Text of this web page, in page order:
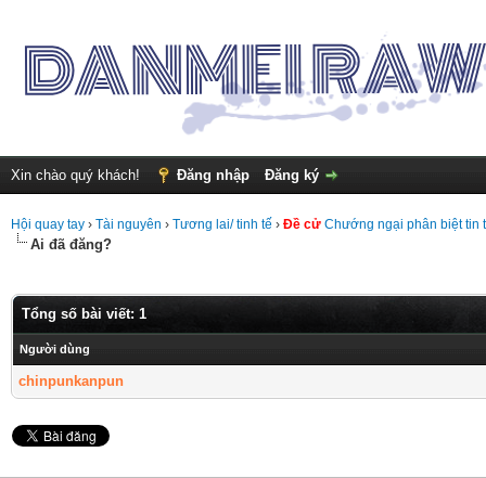
Xin chào quý khách! Đăng nhập Đăng ký
Hội quay tay › Tài nguyên › Tương lai/ tinh tế › Đề cử Chướng ngại phân biệt tin
Ai đã đăng?
Tổng số bài viết: 1
Người dùng
chinpunkanpun